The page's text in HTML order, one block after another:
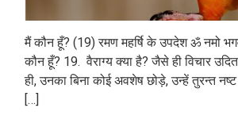
मैं कौन हूँ? (19) रमण महर्षि के उपदेश ॐ नमो
कौन हूँ? 19. वैराग्य क्या है? जैसे ही विचार
ही, उनका बिना कोई अवशेष छोड़े, उन्हें तुरन्त नष्ट
[…]